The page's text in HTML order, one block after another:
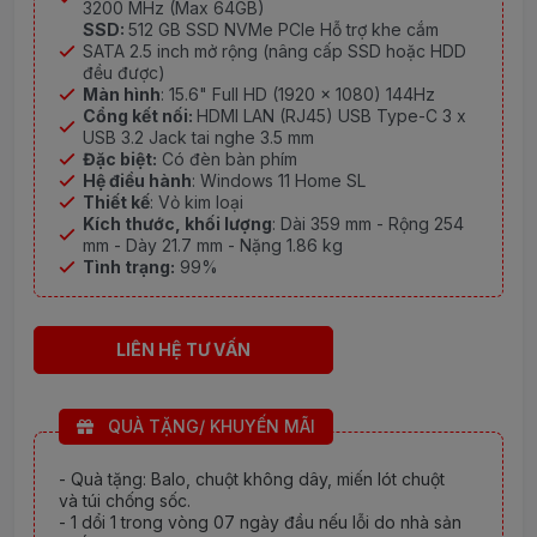
3200 MHz (Max 64GB)
SSD: 512 GB SSD NVMe PCIe Hỗ trợ khe cắm
SATA 2.5 inch mở rộng (nâng cấp SSD hoặc HDD
đều được)
Màn hình: 15.6" Full HD (1920 x 1080) 144Hz
Cổng kết nối: HDMI LAN (RJ45) USB Type-C 3 x
USB 3.2 Jack tai nghe 3.5 mm
Đặc biệt: Có đèn bàn phím
Hệ điều hành: Windows 11 Home SL
Thiết kế: Vỏ kim loại
Kích thước, khối lượng: Dài 359 mm - Rộng 254
mm - Dày 21.7 mm - Nặng 1.86 kg
Tình trạng: 99%
LIÊN HỆ TƯ VẤN
QUÀ TẶNG/ KHUYẾN MÃI
- Quà tặng: Balo, chuột không dây, miến lót chuột
và túi chống sốc.
- 1 dổi 1 trong vòng 07 ngày đầu nếu lỗi do nhà sản